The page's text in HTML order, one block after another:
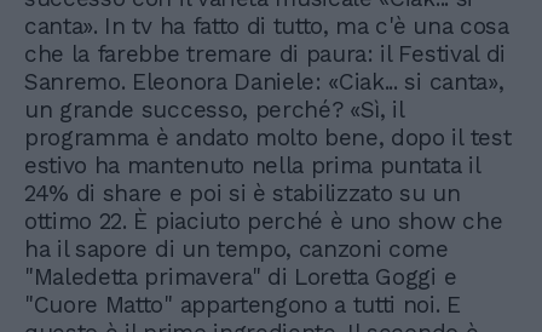
canta». In tv ha fatto di tutto, ma c'è una cosa
che la farebbe tremare di paura: il Festival di
Sanremo. Eleonora Daniele: «Ciak... si canta»,
un grande successo, perché? «Sì, il
programma è andato molto bene, dopo il test
estivo ha mantenuto nella prima puntata il
24% di share e poi si è stabilizzato su un
ottimo 22. È piaciuto perché è uno show che
ha il sapore di un tempo, canzoni come
"Maledetta primavera" di Loretta Goggi e
"Cuore Matto" appartengono a tutti noi. E